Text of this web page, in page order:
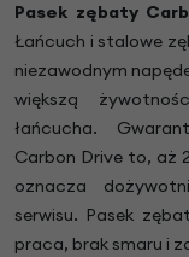
Pasek zębaty
Łańcuch i stalowe
niezawodnym
większą
łańcucha.
Carbon Drive to, aż
oznacza
serwisu. Pasek
praca, brak smaru i